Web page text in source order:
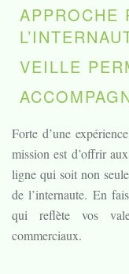
APPROCHE
VEILLE
Forte d’une
mission est d’offrir
ligne qui soit non
de l’internaute. En
qui reflète vos
commerciaux.